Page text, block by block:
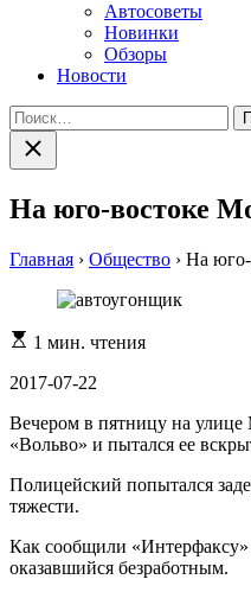
Автосоветы
Новинки
Обзоры
Новости
Найти:
Закрыть
поиск
На юго-востоке
Главная › Общество › На юго-
Расчетное
чтения
1 мин. чтения
2017-07-22
Вечером в пятницу на улице
«Вольво» и пытался ее
Полицейский попытался
тяжести.
Как сообщили «Интерфаксу»
оказавшийся безработным.